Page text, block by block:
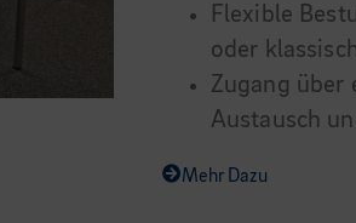
Flexible
oder
Zugang über
Austausch
Mehr Dazu